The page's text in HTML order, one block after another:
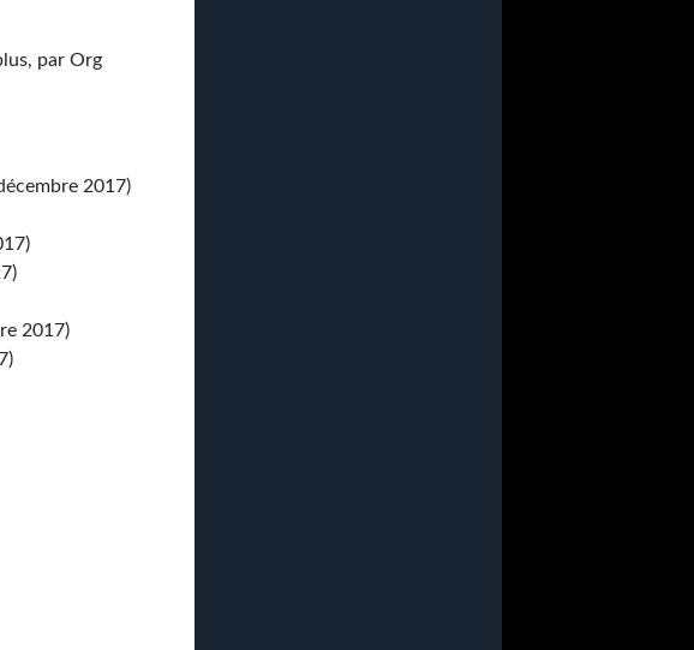
par Org
2017)
2017)